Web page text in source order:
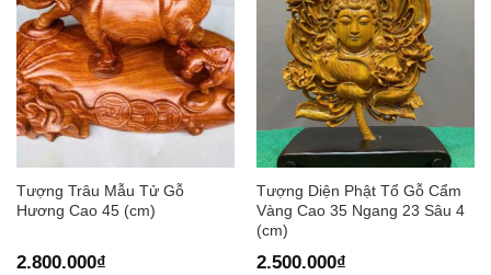
Tượng Trâu Mẫu Tử Gỗ
Hương Cao 45 (cm)
2.800.000₫
Tượng Diện Phật Tổ Gỗ Cẩm
Vàng Cao 35 Ngang 23 Sâu 4
(cm)
2.500.000₫